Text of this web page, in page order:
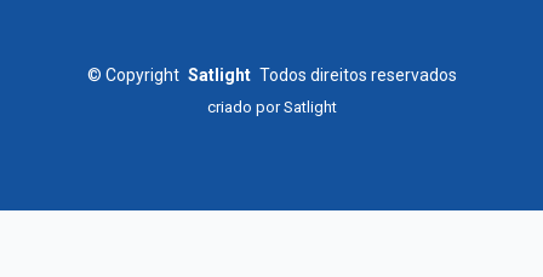
© Copyright Satlight Todos direitos reservados
criado porSatlight